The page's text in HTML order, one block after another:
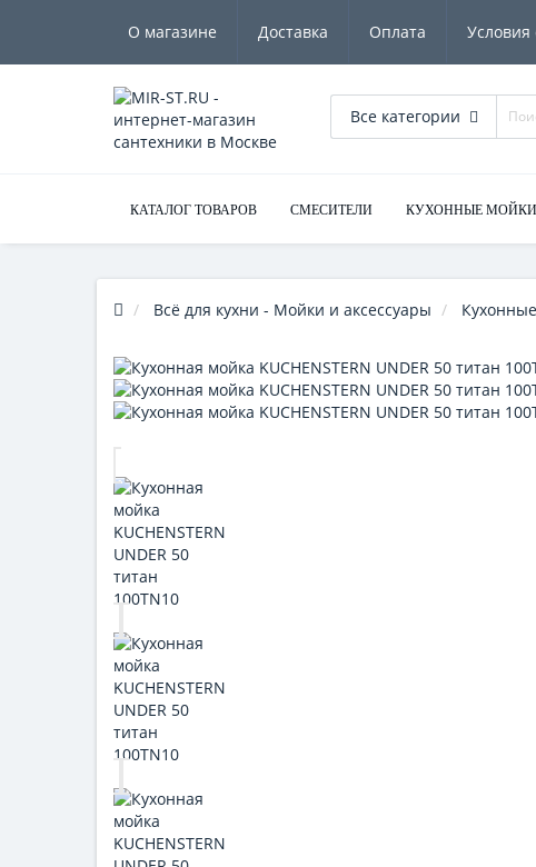
О магазине Доставка Оплата Условия
Все категории
КАТАЛОГ ТОВАРОВ СМЕСИТЕЛИ КУХОННЫЕ МОЙКИ
Всё для кухни - Мойки и аксессуары